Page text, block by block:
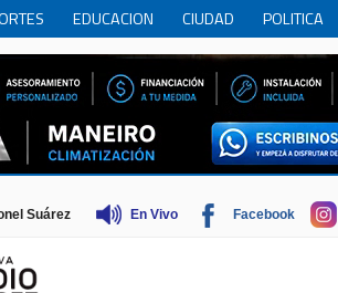
EDUCACION CIUDAD POLITICA
MUNICIPIO COMERCIO REGION
Suárez En Vivo Facebook